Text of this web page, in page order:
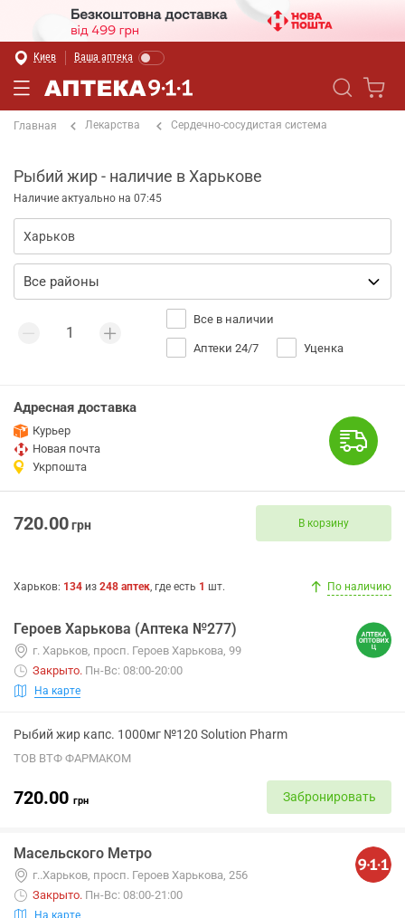
Киев Ваша аптека
Главная Лекарства Сердечно-сосудистая система
Рыбий жир - наличие в Харькове
Наличие актуально на 07:45
Все в наличии
Аптеки 24/7 Уценка
Адресная доставка
Курьер
Новая почта
Укрпошта
720.00грн В корзину
Харьков: 134 из 248 аптек, где есть 1 шт. По наличию
Героев Харькова (Аптека №277)
г. Харьков, просп. Героев Харькова, 99
Закрыто. Пн-Вс: 08:00-20:00
На карте
Рыбий жир капс. 1000мг №120 Solution Pharm
ТОВ ВТФ ФАРМАКОМ
720.00 грн Забронировать
Масельского Метро
г..Харьков, просп. Героев Харькова, 256
Закрыто. Пн-Вс: 08:00-21:00
На карте